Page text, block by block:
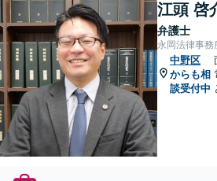
江頭 啓
弁護士
永岡法律事務
中野区
からも相
談受付中